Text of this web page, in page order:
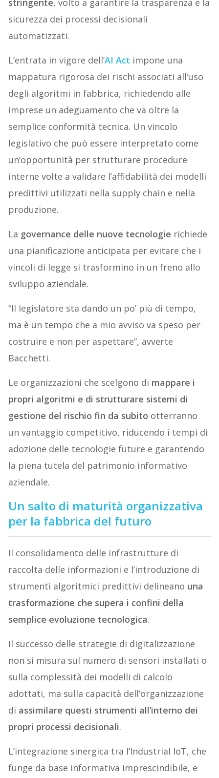
stringente, volto a garantire la trasparenza e la
sicurezza dei processi decisionali
automatizzati.
L’entrata in vigore dell’AI Act impone una
mappatura rigorosa dei rischi associati all’uso
degli algoritmi in fabbrica, richiedendo alle
imprese un adeguamento che va oltre la
semplice conformità tecnica. Un vincolo
legislativo che può essere interpretato come
un’opportunità per strutturare procedure
interne volte a validare l’affidabilità dei modelli
predittivi utilizzati nella supply chain e nella
produzione.
La governance delle nuove tecnologie richiede
una pianificazione anticipata per evitare che i
vincoli di legge si trasformino in un freno allo
sviluppo aziendale.
“Il legislatore sta dando un po’ più di tempo,
ma è un tempo che a mio avviso va speso per
costruire e non per aspettare”, avverte
Bacchetti.
Le organizzazioni che scelgono di mappare i
propri algoritmi e di strutturare sistemi di
gestione del rischio fin da subito otterranno
un vantaggio competitivo, riducendo i tempi di
adozione delle tecnologie future e garantendo
la piena tutela del patrimonio informativo
aziendale.
Un salto di maturità organizzativa
per la fabbrica del futuro
Il consolidamento delle infrastrutture di
raccolta delle informazioni e l’introduzione di
strumenti algoritmici predittivi delineano una
trasformazione che supera i confini della
semplice evoluzione tecnologica.
Il successo delle strategie di digitalizzazione
non si misura sul numero di sensori installati o
sulla complessità dei modelli di calcolo
adottati, ma sulla capacità dell’organizzazione
di assimilare questi strumenti all’interno dei
propri processi decisionali.
L’integrazione sinergica tra l’Industrial IoT, che
funge da base informativa imprescindibile, e